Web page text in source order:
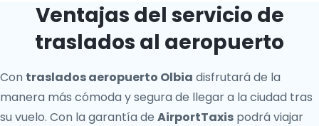
Ventajas del servicio de
traslados al aeropuerto
Con traslados aeropuerto Olbia disfrutará de la
manera más cómoda y segura de llegar a la ciudad tras
su vuelo. Con la garantía de AirportTaxis podrá viajar